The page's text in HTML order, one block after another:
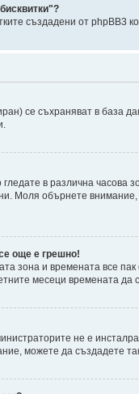
създадени от
се съхраняват в база
в различна
обърнете внимание,
още е грешно!
зона и времената все
месеци времената да
не е
можете да създадете